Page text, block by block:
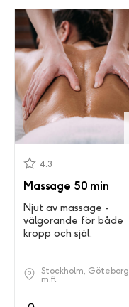
Massage 50 min
4.3
Njut av massage -
välgörande för både
kropp och själ.
Stockholm, Göteborg
m.fl.